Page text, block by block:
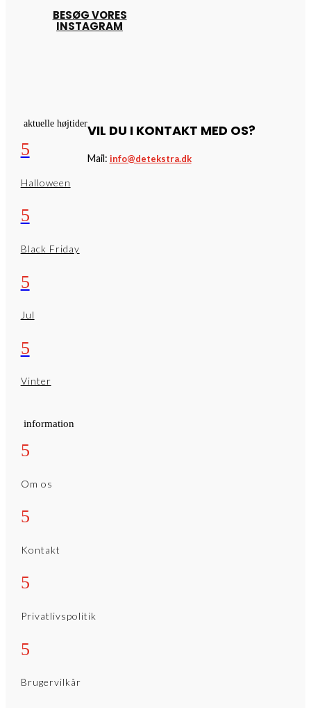
BESØG VORES
INSTAGRAM
aktuelle højtider
5
Halloween
5
Black Friday
5
Jul
5
Vinter
information
5
Om os
5
Kontakt
5
Privatlivspolitik
5
Brugervilkår
VIL DU I KONTAKT MED OS?
Mail: info@detekstra.dk